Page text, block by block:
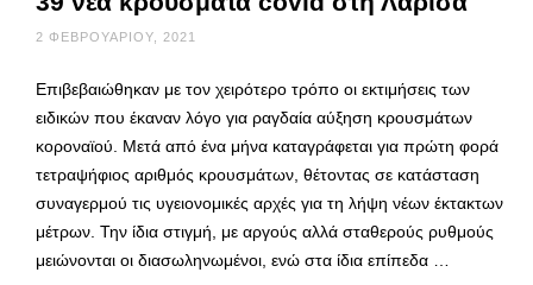
2 ΦΕΒΡΟΥΑΡΊΟΥ, 2021
Επιβεβαιώθηκαν με τον χειρότερο τρόπο οι εκτιμήσεις των
ειδικών που έκαναν λόγο για ραγδαία αύξηση κρουσμάτων
κοροναϊού. Μετά από ένα μήνα καταγράφεται για πρώτη φορά
τετραψήφιος αριθμός κρουσμάτων, θέτοντας σε κατάσταση
συναγερμού τις υγειονομικές αρχές για τη λήψη νέων έκτακτων
μέτρων. Την ίδια στιγμή, με αργούς αλλά σταθερούς ρυθμούς
μειώνονται οι διασωληνωμένοι, ενώ στα ίδια επίπεδα …